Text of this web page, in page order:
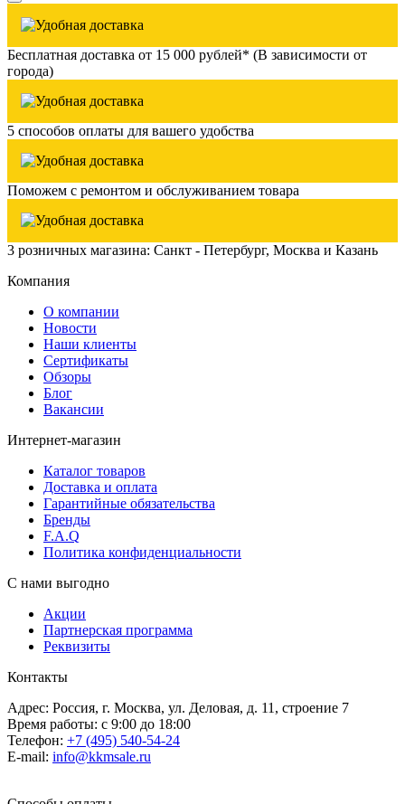
Бесплатная доставка от 15 000 рублей* (В зависимости от
города)
5 способов оплаты для вашего удобства
Поможем с ремонтом и обслуживанием товара
3 розничных магазина: Санкт - Петербург, Москва и Казань
Компания
О компании
Новости
Наши клиенты
Сертификаты
Обзоры
Блог
Вакансии
Интернет-магазин
Каталог товаров
Доставка и оплата
Гарантийные обязательства
Бренды
F.A.Q
Политика конфиденциальности
С нами выгодно
Акции
Партнерская программа
Реквизиты
Контакты
Адрес: Россия, г. Москва, ул. Деловая, д. 11, строение 7
Время работы: с 9:00 до 18:00
Телефон: +7 (495) 540-54-24
E-mail: info@kkmsale.ru